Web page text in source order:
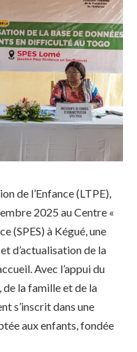
de l’Enfance (LTPE),
2025 au Centre «
(SPES) à Kégué, une
d’actualisation de la
Avec l’appui du
la famille et de la
s’inscrit dans une
aux enfants, fondée